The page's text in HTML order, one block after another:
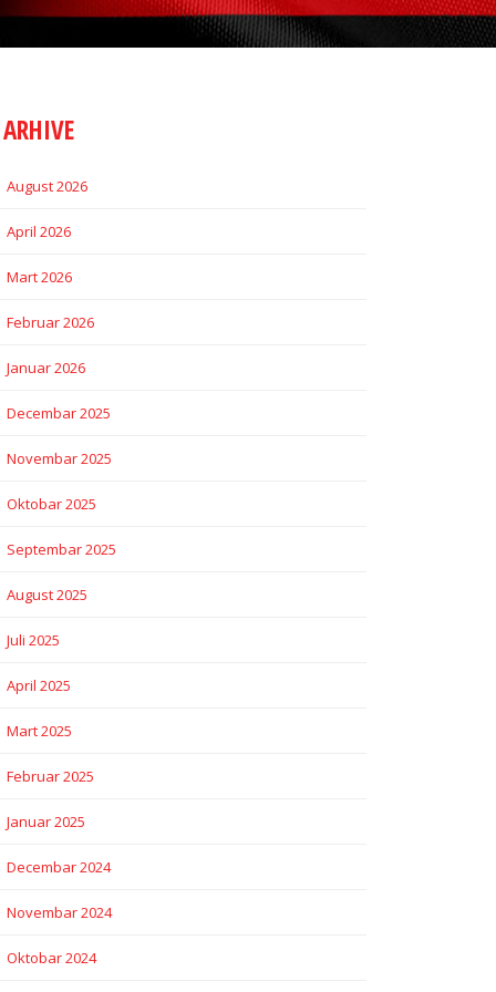
ARHIVE
August 2026
April 2026
Mart 2026
Februar 2026
Januar 2026
Decembar 2025
Novembar 2025
Oktobar 2025
Septembar 2025
August 2025
Juli 2025
April 2025
Mart 2025
Februar 2025
Januar 2025
Decembar 2024
Novembar 2024
Oktobar 2024